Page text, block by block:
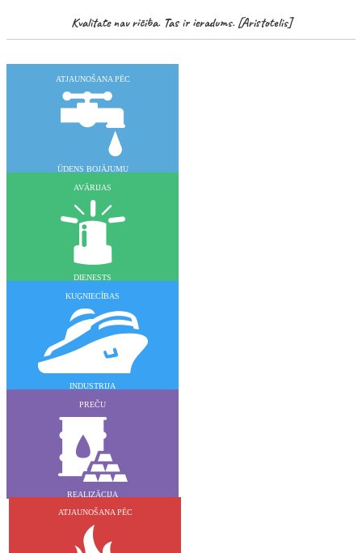
Kvalitāte nav rīcība. Tas ir ieradums. [Aristotelis]
ATJAUNOŠANA PĒC
ŪDENS BOJĀJUMU
AVĀRIJAS
DIENESTS
KUĢNIECĪBAS
INDUSTRIJA
PREČU
REALIZĀCIJA
ATJAUNOŠANA PĒC